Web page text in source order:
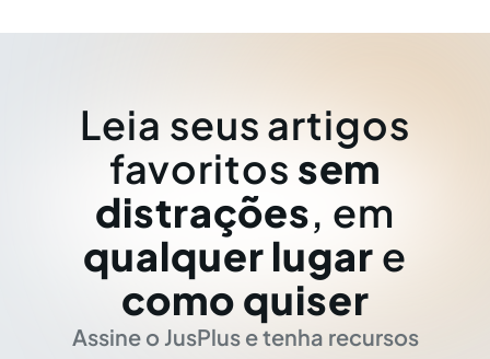
Leia seus artigos
favoritos sem
distrações, em
qualquer lugar e
como quiser
Assine o JusPlus e tenha recursos